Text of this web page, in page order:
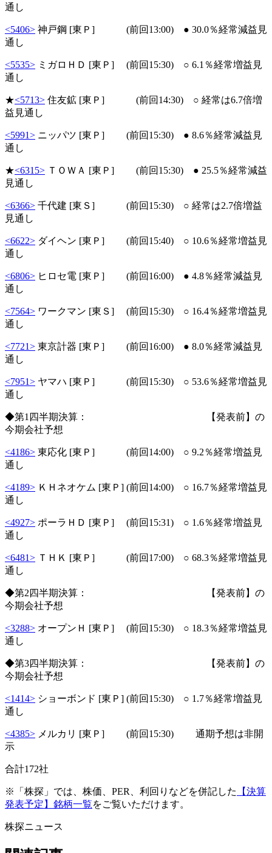
通し
<5406> 神戸鋼 [東Ｐ] (前回13:00) ● 30.0％経常減益見
通し
<5535> ミガロＨＤ [東Ｐ] (前回15:30) ○ 6.1％経常増益見
通し
★<5713> 住友鉱 [東Ｐ] (前回14:30) ○ 経常は6.7倍増
益見通し
<5991> ニッパツ [東Ｐ] (前回15:30) ● 8.6％経常減益見
通し
★<6315> ＴＯＷＡ [東Ｐ] (前回15:30) ● 25.5％経常減益
見通し
<6366> 千代建 [東Ｓ] (前回15:30) ○ 経常は2.7倍増益
見通し
<6622> ダイヘン [東Ｐ] (前回15:40) ○ 10.6％経常増益見
通し
<6806> ヒロセ電 [東Ｐ] (前回16:00) ● 4.8％経常減益見
通し
<7564> ワークマン [東Ｓ] (前回15:30) ○ 16.4％経常増益見
通し
<7721> 東京計器 [東Ｐ] (前回16:00) ● 8.0％経常減益見
通し
<7951> ヤマハ [東Ｐ] (前回15:30) ○ 53.6％経常増益見
通し
◆第1四半期決算： 【発表前】の
今期会社予想
<4186> 東応化 [東Ｐ] (前回14:00) ○ 9.2％経常増益見
通し
<4189> ＫＨネオケム [東Ｐ] (前回14:00) ○ 16.7％経常増益見
通し
<4927> ポーラＨＤ [東Ｐ] (前回15:31) ○ 1.6％経常増益見
通し
<6481> ＴＨＫ [東Ｐ] (前回17:00) ○ 68.3％経常増益見
通し
◆第2四半期決算： 【発表前】の
今期会社予想
<3288> オープンＨ [東Ｐ] (前回15:30) ○ 18.3％経常増益見
通し
◆第3四半期決算： 【発表前】の
今期会社予想
<1414> ショーボンド [東Ｐ] (前回15:30) ○ 1.7％経常増益見
通し
<4385> メルカリ [東Ｐ] (前回15:30) 通期予想は非開
示
合計172社
※「株探」では、株価、PER、利回りなどを併記した
【決算
発表予定】銘柄一覧をご覧いただけます。
株探ニュース